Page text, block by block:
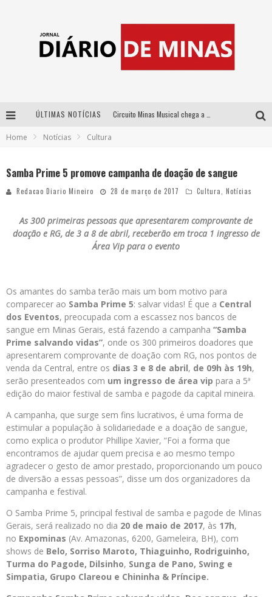
ÚLTIMAS NOTÍCIAS
Yan traz a turnê nacional do PagodYANdo para Belo Horizonte
Home Notícias Cultura
Samba Prime 5 promove campanha de doação de sangue
Redacao Diario Mineiro 28 de março de 2017 Cultura Notícias
As 300 primeiras pessoas que apresentarem comprovante de
doação e RG, de 3 a 8 de abril, receberão em troca 1 ingresso de
Área Vip para o evento
Os amantes do samba terão mais um bom motivo para
comparecer ao Samba Prime 5: salvar vidas! É que a Central
dos Eventos, preocupada com a escassez nos bancos de
sangue em Minas Gerais, está fazendo a campanha “Samba
Prime salvando vidas”, onde os 300 primeiros doadores que
apresentarem comprovante de doação com RG, nos pontos de
venda da Central, entre os dias 3 e 8 de abril, de 09h às 19h,
serão presenteados com um ingresso de área vip para a 5ª
edição do maior festival de samba e pagode da capital mineira.
A campanha, que surge sem fins lucrativos, é uma forma de
estimular a população à solidariedade e a doação de sangue,
como explica o produtor Phillipe Xavier, “Foi a forma que
encontramos de ajudar quem precisa e ao mesmo tempo
agradecer o gesto de amor prestado, proporcionando um pouco
de diversão a essas pessoas”, disse um dos organizadores da
campanha e festival.
O Samba Prime 5, principal festival de samba e pagode de Minas
Gerais, será realizado no dia 20 de maio de 2017, às 17h,
no Expominas (Av. Amazonas, 6200, Gameleira, BH), com
shows de Belo, Sorriso Maroto, Thiaguinho, Rodriguinho,
Turma do Pagode, Dilsinho, Sunga de Pano, Swing e
Simpatia, Grupo Clareou e Chininha & Príncipe.